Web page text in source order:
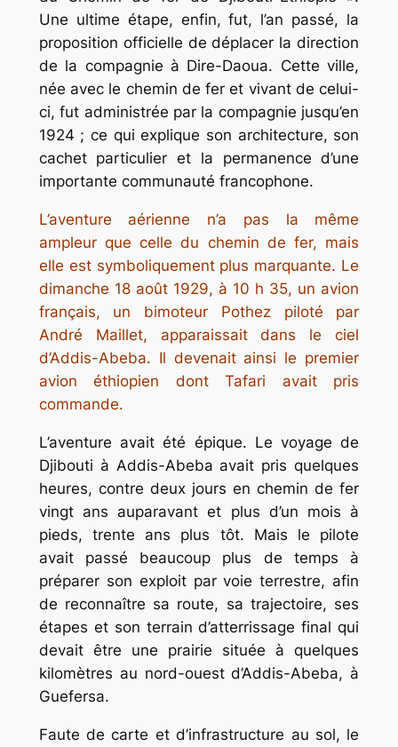
Une ultime étape, enfin, fut, l’an passé, la
proposition officielle de déplacer la direction
de la compagnie à Dire-Daoua. Cette ville,
née avec le chemin de fer et vivant de celui-
ci, fut administrée par la compagnie jusqu’en
1924 ; ce qui explique son architecture, son
cachet particulier et la permanence d’une
importante communauté francophone.
L’aventure aérienne n’a pas la même
ampleur que celle du chemin de fer, mais
elle est symboliquement plus marquante. Le
dimanche 18 août 1929, à 10 h 35, un avion
français, un bimoteur Pothez piloté par
André Maillet, apparaissait dans le ciel
d’Addis-Abeba. Il devenait ainsi le premier
avion éthiopien dont Tafari avait pris
commande.
L’aventure avait été épique. Le voyage de
Djibouti à Addis-Abeba avait pris quelques
heures, contre deux jours en chemin de fer
vingt ans auparavant et plus d’un mois à
pieds, trente ans plus tôt. Mais le pilote
avait passé beaucoup plus de temps à
préparer son exploit par voie terrestre, afin
de reconnaître sa route, sa trajectoire, ses
étapes et son terrain d’atterrissage final qui
devait être une prairie située à quelques
kilomètres au nord-ouest d’Addis-Abeba, à
Guefersa.
Faute de carte et d’infrastructure au sol, le